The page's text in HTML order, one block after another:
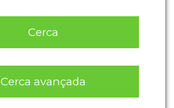
Cerca
Cerca avançada